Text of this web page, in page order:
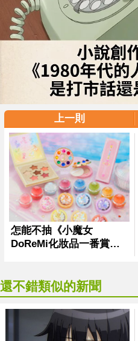
上一則
還不錯類似的新聞